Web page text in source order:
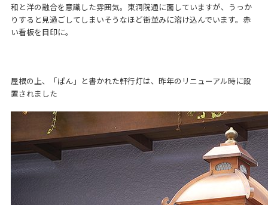
和と洋の融合を意識した雰囲気。東洞院通に面していますが、うっか
りすると見過ごしてしまいそうなほど街並みに溶け込んでいます。赤
い看板を目印に。
屋根の上、「ぱん」と書かれた軒行灯は、昨年のリニューアル時に設
置されました